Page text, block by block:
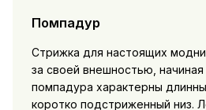
Помпадур
Стрижка для настоящих
за своей внешностью,
помпадура характерны
коротко подстриженный низ.